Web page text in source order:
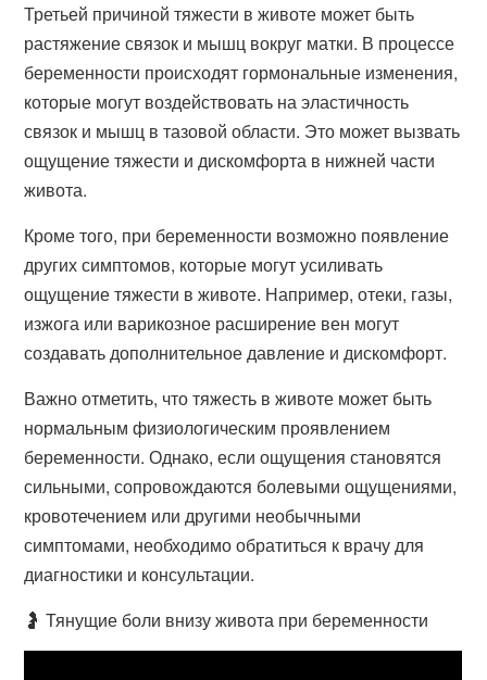
Третьей причиной тяжести в животе может быть
растяжение связок и мышц вокруг матки. В процессе
беременности происходят гормональные изменения,
которые могут воздействовать на эластичность
связок и мышц в тазовой области. Это может вызвать
ощущение тяжести и дискомфорта в нижней части
живота.
Кроме того, при беременности возможно появление
других симптомов, которые могут усиливать
ощущение тяжести в животе. Например, отеки, газы,
изжога или варикозное расширение вен могут
создавать дополнительное давление и дискомфорт.
Важно отметить, что тяжесть в животе может быть
нормальным физиологическим проявлением
беременности. Однако, если ощущения становятся
сильными, сопровождаются болевыми ощущениями,
кровотечением или другими необычными
симптомами, необходимо обратиться к врачу для
диагностики и консультации.
🤰 Тянущие боли внизу живота при беременности